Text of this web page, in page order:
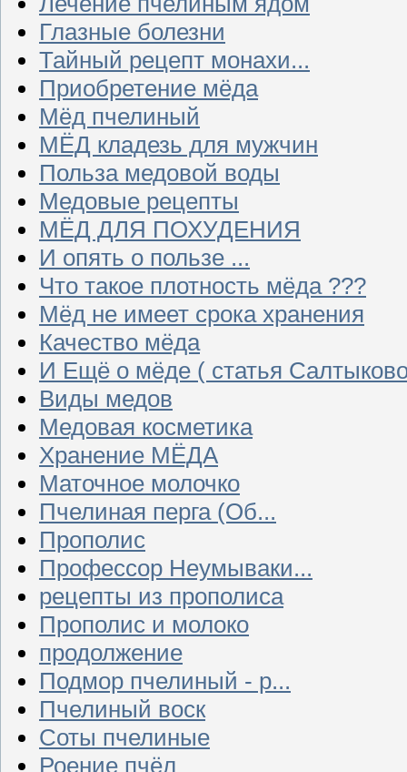
Глазные болезни
Тайный рецепт монахи...
Приобретение мёда
Мёд пчелиный
МЁД кладезь для мужчин
Польза медовой воды
Медовые рецепты
МЁД ДЛЯ ПОХУДЕНИЯ
И опять о пользе ...
Что такое плотность мёда ???
Мёд не имеет срока хранения
Качество мёда
И Ещё о мёде ( статья
Виды медов
Медовая косметика
Хранение МЁДА
Маточное молочко
Пчелиная перга (Об...
Прополис
Профессор Неумываки...
рецепты из прополиса
Прополис и молоко
продолжение
Подмор пчелиный - р...
Пчелиный воск
Соты пчелиные
Роение пчёл